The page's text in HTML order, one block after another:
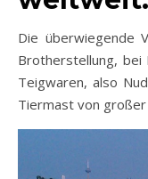
Die überwiegende Verwendung von Weichweizen ist die
Brotherstellung,
Teigwaren, also
Tiermast von